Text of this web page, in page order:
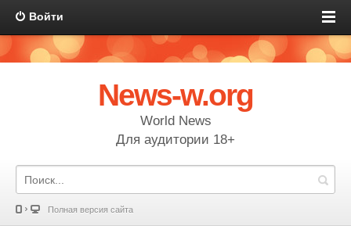
Войти
News-w.org
World News
Для аудитории 18+
Полная версия сайта